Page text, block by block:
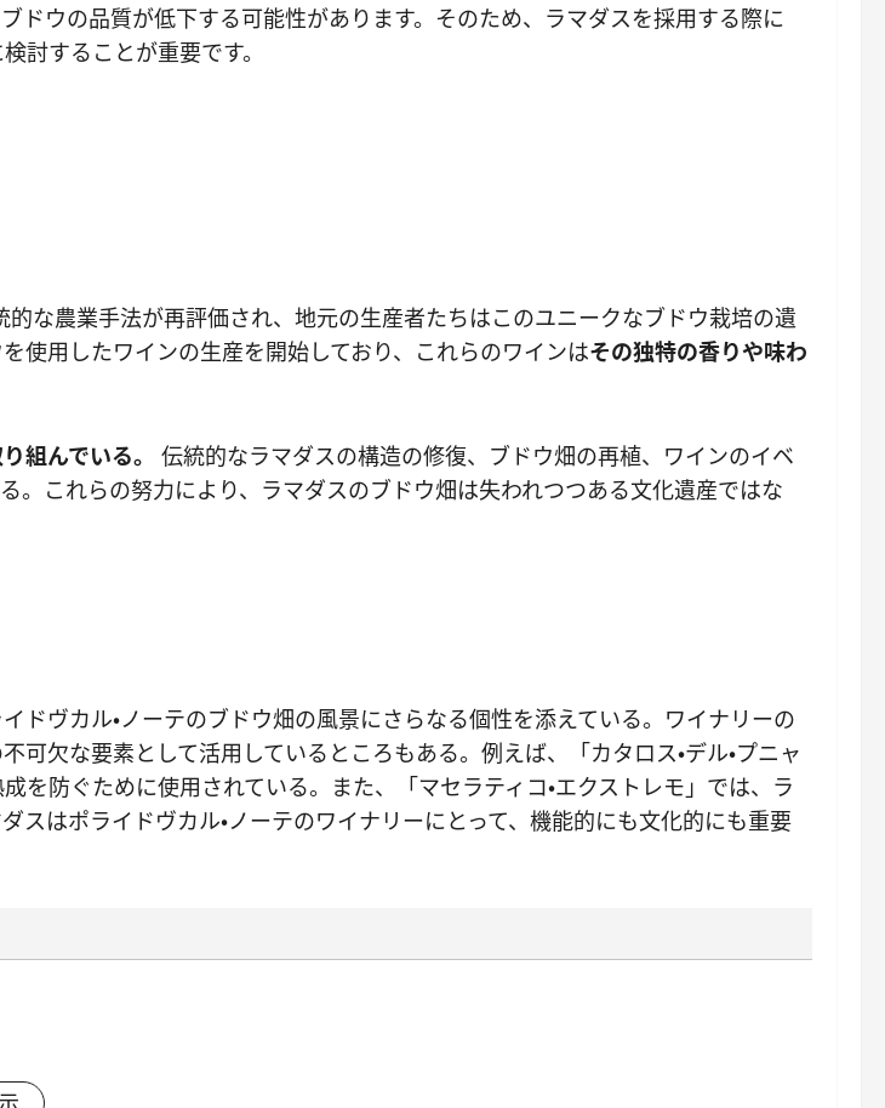
ドウの品質が低下する可能性があります。そのため、ラマダスを採用する際に
討することが重要です。
的な農業手法が再評価され、地元の生産者たちはこのユニークなブドウ栽培の遺
使用したワインの生産を開始しており、これらのワインはその独特の香りや味わ
組んでいる。
伝統的なラマダスの構造の修復、ブドウ畑の再植、ワインのイベ
。これらの努力により、ラマダスのブドウ畑は失われつつある文化遺産ではな
ドヴカル・ノーテのブドウ畑の風景にさらなる個性を添えている。ワイナリーの
欠な要素として活用しているところもある。例えば、「カタロス・デル・プニャ
防ぐために使用されている。また、「マセラティコ・エクストレモ」では、ラ
はポライドヴカル・ノーテのワイナリーにとって、機能的にも文化的にも重要